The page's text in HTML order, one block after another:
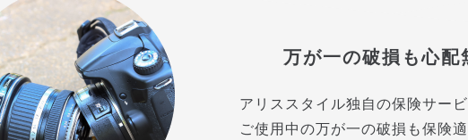
万が一の破損も心配
アリススタイル独自の保険サービ
ご使用中の万が一の破損も保険